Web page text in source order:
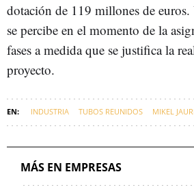
dotación de 119 millones de
se percibe en el momento de la
fases a medida que se justifica la
proyecto.
INDUSTRIA TUBOS REUNIDOS MIKEL
MÁS EN EMPRESAS